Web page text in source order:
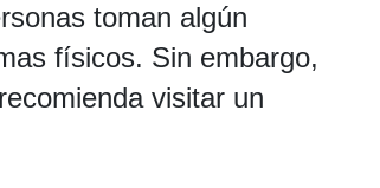
toman algún
físicos. Sin embargo,
visitar un